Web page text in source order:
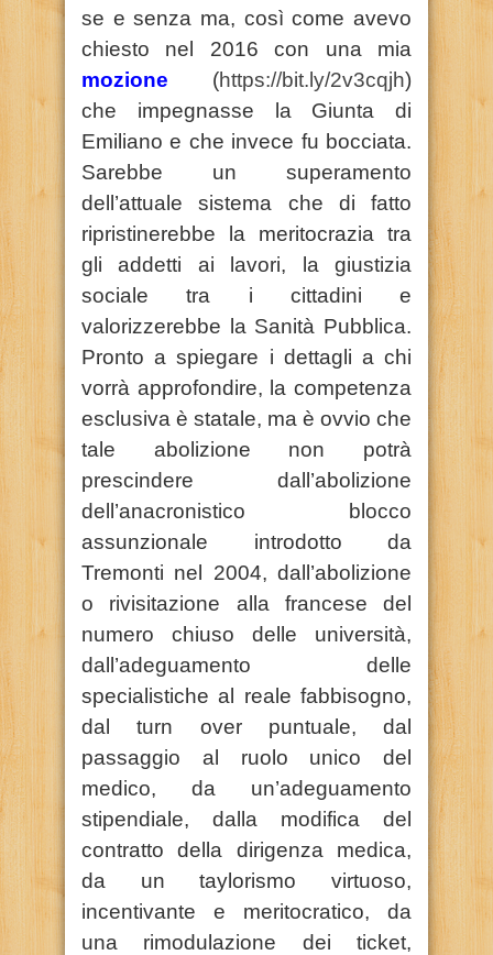
se e senza ma, così come avevo
chiesto nel 2016 con una mia
mozione (https://bit.ly/2v3cqjh)
che impegnasse la Giunta di
Emiliano e che invece fu bocciata.
Sarebbe un superamento
dell’attuale sistema che di fatto
ripristinerebbe la meritocrazia tra
gli addetti ai lavori, la giustizia
sociale tra i cittadini e
valorizzerebbe la Sanità Pubblica.
Pronto a spiegare i dettagli a chi
vorrà approfondire, la competenza
esclusiva è statale, ma è ovvio che
tale abolizione non potrà
prescindere dall’abolizione
dell’anacronistico blocco
assunzionale introdotto da
Tremonti nel 2004, dall’abolizione
o rivisitazione alla francese del
numero chiuso delle università,
dall’adeguamento delle
specialistiche al reale fabbisogno,
dal turn over puntuale, dal
passaggio al ruolo unico del
medico, da un’adeguamento
stipendiale, dalla modifica del
contratto della dirigenza medica,
da un taylorismo virtuoso,
incentivante e meritocratico, da
una rimodulazione dei ticket,